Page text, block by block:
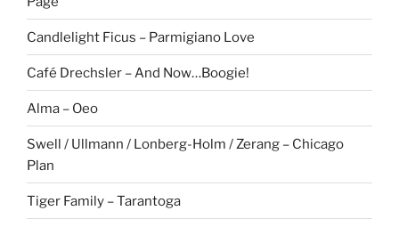
Candlelight Ficus – Parmigiano Love
Café Drechsler – And Now…Boogie!
Alma – Oeo
Swell / Ullmann / Lonberg-Holm / Zerang – Chicago
Plan
Tiger Family – Tarantoga